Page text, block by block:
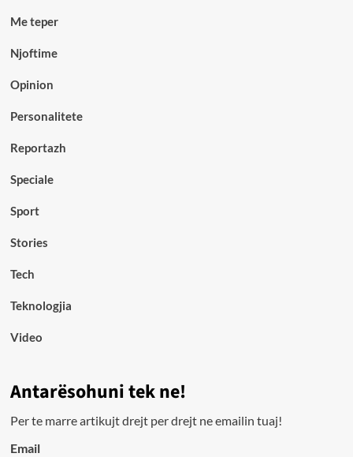
Me teper
Njoftime
Opinion
Personalitete
Reportazh
Speciale
Sport
Stories
Tech
Teknologjia
Video
Antarësohuni tek ne!
Per te marre artikujt drejt per drejt ne emailin tuaj!
Email